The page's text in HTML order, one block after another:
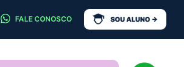
FALE CONOSCO